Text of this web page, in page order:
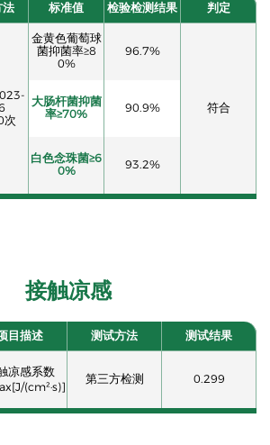
法 标准值 检验检测结果 判定
次
金黄色葡萄球
菌抑菌率≥8
0%
96.7%
符合
大肠杆菌抑菌
率≥70%
90.9%
白色念珠菌≥6
0%
93.2%
接触凉感
目描述 测试方法 测试结果
凉感系数
(cm²·s)]
第三方检测 0.299